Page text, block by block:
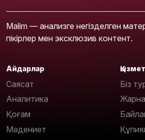
Malim — анализге негізделген
пікірлер мен эксклюзив контент.
Айдарлар
Саясат
Аналитика
Қоғам
Мәдениет
Қызмет
Біз